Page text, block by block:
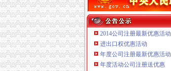
2014公司注册最新优惠活动
进出口权优惠活动
年度公司注册最新优惠活动
年度活动公司注册送优惠